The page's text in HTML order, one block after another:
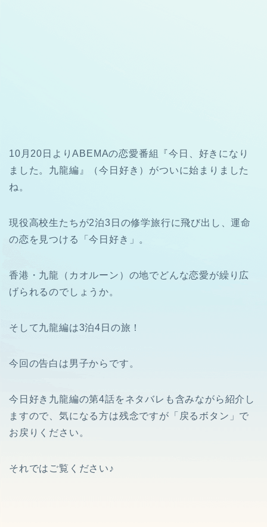
10月20日よりABEMAの恋愛番組『今日、好きになり
ました。九龍編』（今日好き）がついに始まりました
ね。
現役高校生たちが2泊3日の修学旅行に飛び出し、運命
の恋を見つける「今日好き」。
香港・九龍（カオルーン）の地でどんな恋愛が繰り広
げられるのでしょうか。
そして九龍編は3泊4日の旅！
今回の告白は男子からです。
今日好き九龍編の第4話をネタバレも含みながら紹介し
ますので、気になる方は残念ですが「戻るボタン」で
お戻りください。
それではご覧ください♪